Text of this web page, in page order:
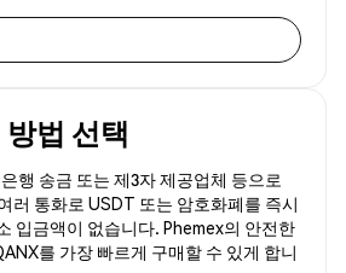
법 선택
행 송금 또는 제3자 제공업체 등으로
러 통화로 USDT 또는 암호화폐를 즉시
입금액이 없습니다. Phemex의 안전한
를 가장 빠르게 구매할 수 있게 합니